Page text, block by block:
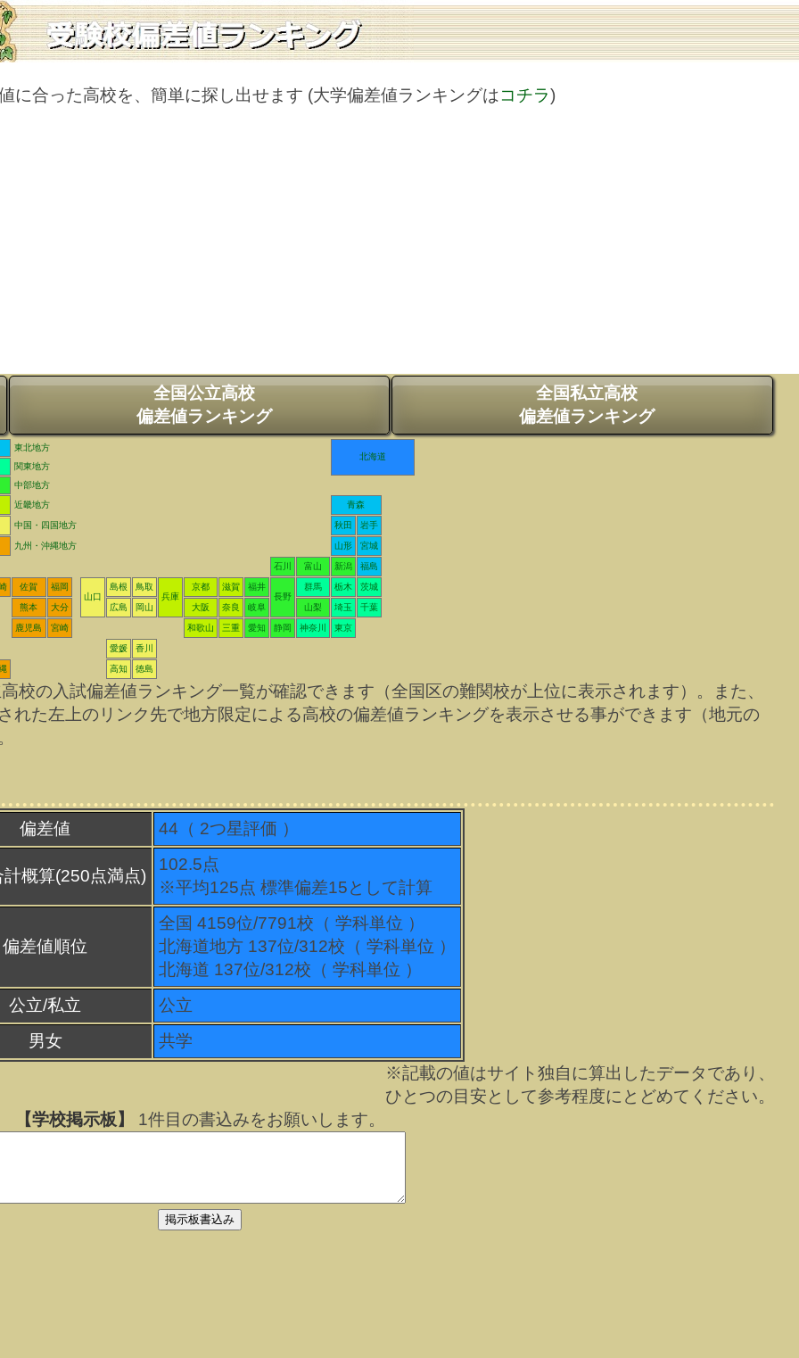
に合った高校を、簡単に探し出せます (大学偏差値ランキングはコチラ)
全国公立高校
偏差値ランキング
全国私立高校
偏差値ランキング
東北地方
北海道
関東地方
中部地方
近畿地方
青森
中国・四国地方 秋田 岩手
九州・沖縄地方 山形 宮城
石川 富山 新潟 福島
佐賀
福岡
山口
島根
鳥取
兵庫
京都 滋賀
福井
長野
群馬 栃木 茨城
熊本 大分 広島 岡山 大阪 奈良 岐阜 山梨 埼玉 千葉
鹿児島 宮崎 和歌山 三重 愛知 静岡 神奈川 東京
愛媛 香川
高知 徳島
の入試偏差値ランキング一覧が確認できます（全国区の難関校が上位に表示されます）。また、
れた左上のリンク先で地方限定による高校の偏差値ランキングを表示させる事ができます（地元の
偏差値 44（ 2つ星評価 ）
概算(250点満点)
102.5点
※平均125点 標準偏差15として計算
偏差値順位
全国 4159位/7791校（ 学科単位 ）
北海道地方 137位/312校（ 学科単位 ）
北海道 137位/312校（ 学科単位 ）
公立/私立
公立
男女
共学
※記載の値はサイト独自に算出したデータであり、
ひとつの目安として参考程度にとどめてください。
【学校掲示板】
1件目の書込みをお願いします。